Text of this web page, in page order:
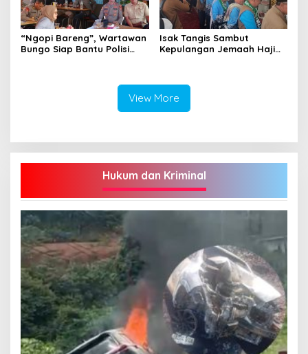
“Ngopi Bareng”, Wartawan
Bungo Siap Bantu Polisi
Isak Tangis Sambut
Kepulangan Jemaah Haji
View More
Hukum dan Kriminal